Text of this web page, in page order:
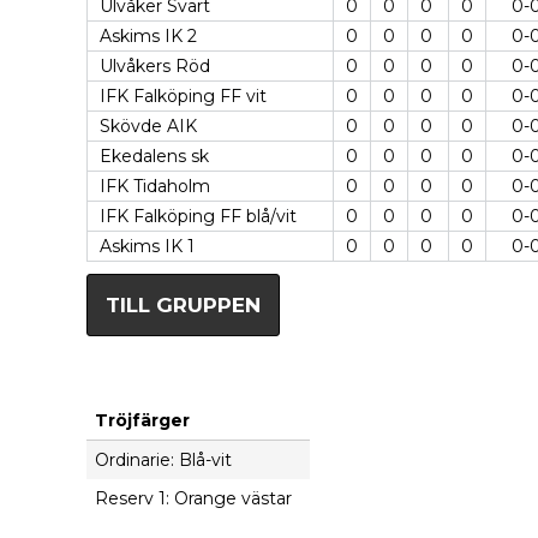
Ulvåker Svart
0 0 0 0 0-
Askims IK 2
0 0 0 0 0-
Ulvåkers Röd
0 0 0 0 0-
IFK Falköping FF vit
0 0 0 0 0-
Skövde AIK
0 0 0 0 0-
Ekedalens sk
0 0 0 0 0-
IFK Tidaholm
0 0 0 0 0-
IFK Falköping FF blå/vit
0 0 0 0 0-
Askims IK 1
0 0 0 0 0-
TILL GRUPPEN
Tröjfärger
Ordinarie: Blå-vit
Reserv 1: Orange västar